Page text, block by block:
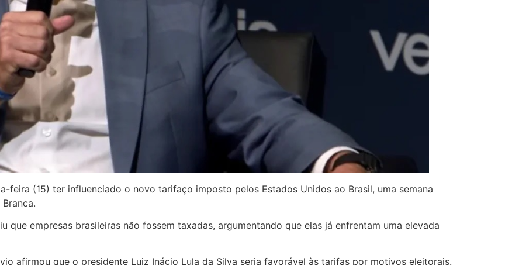
feira (15) ter influenciado o novo tarifaço imposto pelos Estados Unidos ao Brasil, uma semana
que empresas brasileiras não fossem taxadas, argumentando que elas já enfrentam uma elevada
afirmou que o presidente Luiz Inácio Lula da Silva seria favorável às tarifas por motivos eleitorais.